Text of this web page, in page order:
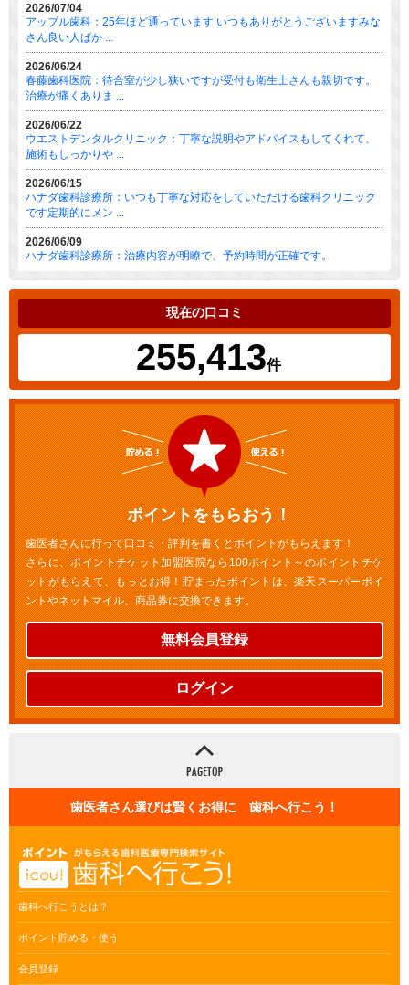
2026/07/04
アップル歯科：25年ほど通っています いつもありがとうございますみな
さん良い人ばか ...
2026/06/24
春藤歯科医院：待合室が少し狭いですが受付も衛生士さんも親切です。
治療が痛くありま ...
2026/06/22
ウエストデンタルクリニック：丁寧な説明やアドバイスもしてくれて、
施術もしっかりや ...
2026/06/15
ハナダ歯科診療所：いつも丁寧な対応をしていただける歯科クリニック
です定期的にメン ...
2026/06/09
ハナダ歯科診療所：治療内容が明瞭で、予約時間が正確です。
現在の口コミ
255,413件
ポイントをもらおう！
歯医者さんに行って口コミ・評判を書くとポイントがもらえます！
さらに、ポイントチケット加盟医院なら100ポイント～のポイントチケ
ットがもらえて、もっとお得！貯まったポイントは、楽天スーパーポイ
ントやネットマイル、商品券に交換できます。
無料会員登録
ログイン
歯医者さん選びは賢くお得に 歯科へ行こう！
歯科へ行こうとは？
ポイント貯める・使う
会員登録